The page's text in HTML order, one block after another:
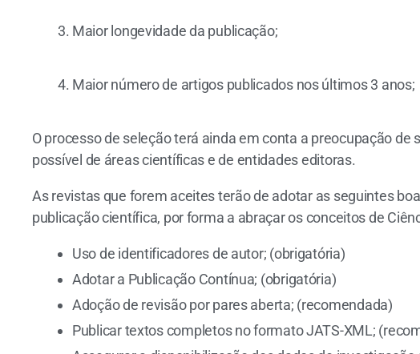
Maior longevidade da publicação;
Maior número de artigos publicados nos últimos 3 anos;
O processo de seleção terá ainda em conta a preocupação de
possível de áreas científicas e de entidades editoras.
As revistas que forem aceites terão de adotar as seguintes
publicação científica, por forma a abraçar os conceitos de
Uso de identificadores de autor; (obrigatória)
Adotar a Publicação Contínua; (obrigatória)
Adoção de revisão por pares aberta; (recomendada)
Publicar textos completos no formato JATS-XML;